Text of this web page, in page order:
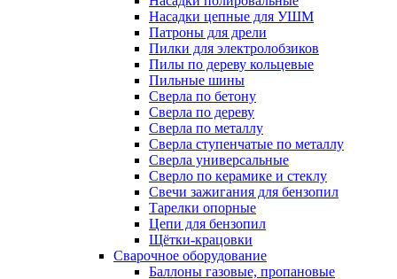
Насадки цепные для УШМ
Патроны для дрели
Пилки для электролобзиков
Пилы по дереву кольцевые
Пильные шины
Сверла по бетону
Сверла по дереву
Сверла по металлу
Сверла ступенчатые по металлу
Сверла универсальные
Сверло по керамике и стеклу
Свечи зажигания для бензопил
Тарелки опорные
Цепи для бензопил
Щётки-крацовки
Сварочное оборудование
Баллоны газовые, пропановые